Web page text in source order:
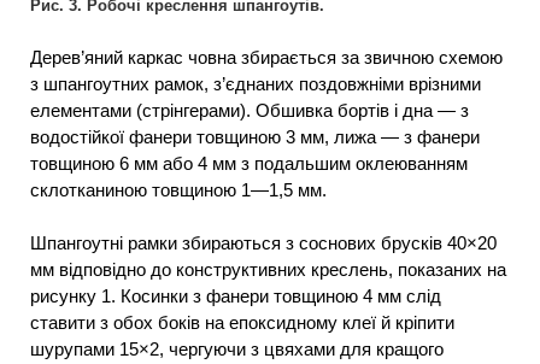
Рис. 3. Робочі креслення шпангоутів.
Дерев’яний каркас човна збирається за звичною схемою
з шпангоутних рамок, з’єднаних поздовжніми врізними
елементами (стрінгерами). Обшивка бортів і дна — з
водостійкої фанери товщиною 3 мм, лижа — з фанери
товщиною 6 мм або 4 мм з подальшим оклеюванням
склотканиною товщиною 1—1,5 мм.
Шпангоутні рамки збираються з соснових брусків 40×20
мм відповідно до конструктивних креслень, показаних на
рисунку 1. Косинки з фанери товщиною 4 мм слід
ставити з обох боків на епоксидному клеї й кріпити
шурупами 15×2, чергуючи з цвяхами для кращого